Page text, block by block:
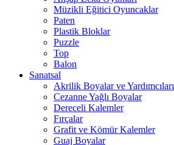
Müzikli Eğitici Oyuncaklar
Paten
Plastik Bloklar
Puzzle
Top
Balon
Sanatsal
Akrilik Boyalar ve Yardımcıları
Cezanne Yağlı Boyalar
Dereceli Kalemler
Fırçalar
Grafit ve Kömür Kalemler
Guaj Boyalar